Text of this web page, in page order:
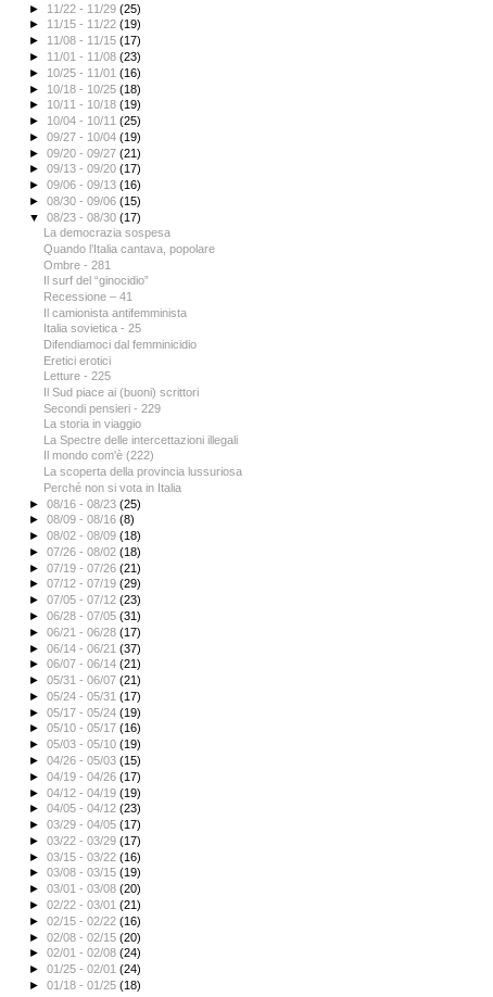
► 11/22 - 11/29(25)
► 11/15 - 11/22(19)
► 11/08 - 11/15(17)
► 11/01 - 11/08(23)
► 10/25 - 11/01(16)
► 10/18 - 10/25(18)
► 10/11 - 10/18(19)
► 10/04 - 10/11(25)
►09/27 - 10/04(19)
►09/20 - 09/27(21)
►09/13 - 09/20(17)
►09/06 - 09/13(16)
►08/30 - 09/06(15)
▼08/23 - 08/30(17)
La democrazia sospesa
Quando l’Italia cantava, popolare
Ombre - 281
Il surf del “ginocidio”
Recessione – 41
Il camionista antifemminista
Italia sovietica - 25
Difendiamoci dal femminicidio
Eretici erotici
Letture - 225
Il Sud piace ai (buoni) scrittori
Secondi pensieri - 229
La storia in viaggio
La Spectre delle intercettazioni illegali
Il mondo com'è (222)
La scoperta della provincia lussuriosa
Perché non si vota in Italia
►08/16 - 08/23(25)
►08/09 - 08/16(8)
►08/02 - 08/09(18)
►07/26 - 08/02(18)
►07/19 - 07/26(21)
►07/12 - 07/19(29)
►07/05 - 07/12(23)
►06/28 - 07/05(31)
►06/21 - 06/28(17)
►06/14 - 06/21(37)
►06/07 - 06/14(21)
►05/31 - 06/07(21)
►05/24 - 05/31(17)
►05/17 - 05/24(19)
►05/10 - 05/17(16)
►05/03 - 05/10(19)
►04/26 - 05/03(15)
►04/19 - 04/26(17)
►04/12 - 04/19(19)
►04/05 - 04/12(23)
►03/29 - 04/05(17)
►03/22 - 03/29(17)
►03/15 - 03/22(16)
►03/08 - 03/15(19)
►03/01 - 03/08(20)
►02/22 - 03/01(21)
►02/15 - 02/22(16)
►02/08 - 02/15(20)
►02/01 - 02/08(24)
►01/25 - 02/01(24)
►01/18 - 01/25(18)